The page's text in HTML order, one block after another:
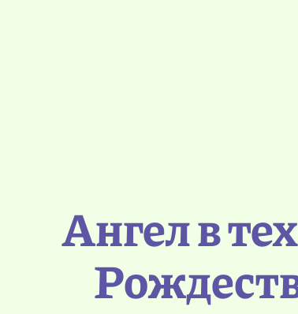
Ангел в